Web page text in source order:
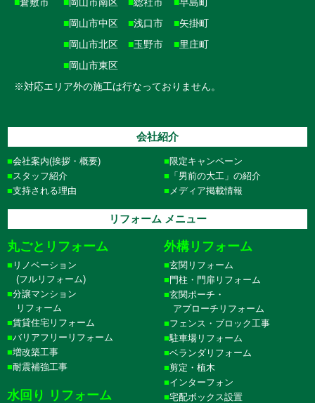
■岡山市中区
■岡山市北区
■岡山市東区
■浅口市
■玉野市
■矢掛町
■里庄町
※対応エリア外の施工は行なっておりません。
会社紹介
会社案内(挨拶・概要)
スタッフ紹介
支持される理由
限定キャンペーン
「男前の大工」の紹介
メディア掲載情報
リフォーム メニュー
丸ごとリフォーム
リノベーション
(フルリフォーム)
分譲マンション
リフォーム
賃貸住宅リフォーム
バリアフリーリフォーム
増改築工事
耐震補強工事
水回り リフォーム
外構リフォーム
玄関リフォーム
門柱・門扉リフォーム
玄関ポーチ・
アプローチリフォーム
フェンス・ブロック工事
駐車場リフォーム
ベランダリフォーム
剪定・植木
インターフォン
宅配ボックス設置